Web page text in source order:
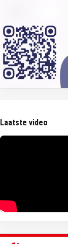
Laatste video